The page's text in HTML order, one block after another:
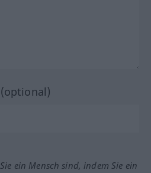
ein Mensch sind, indem Sie ein